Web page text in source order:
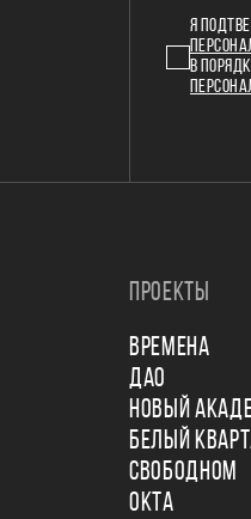
Я
В
ПРОЕКТЫ
ВРЕМЕНА
ДАО
НОВЫЙ
БЕЛЫЙ
СВОБОДНОМ
ОКТА